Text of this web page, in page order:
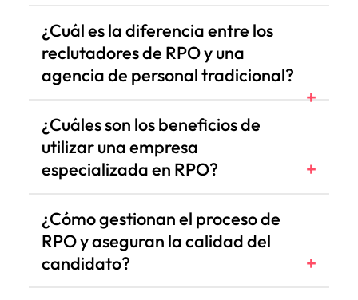
¿Cuál es la diferencia entre los
reclutadores de RPO y una
agencia de personal tradicional?
¿Cuáles son los beneficios de
utilizar una empresa
especializada en RPO?
¿Cómo gestionan el proceso de
RPO y aseguran la calidad del
candidato?